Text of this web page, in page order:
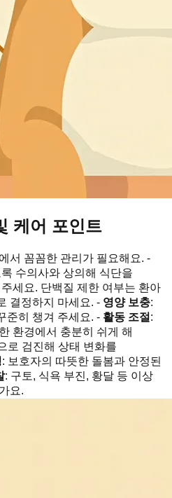
케어 포인트
서 꼼꼼한 관리가 필요해요. -
수의사와 상의해 식단을
세요. 단백질 제한 여부는 환아
결정하지 마세요. - 영양 보충:
준히 챙겨 주세요. - 활동 조절 :
환경에서 충분히 쉬게 해
로 검진해 상태 변화를
: 보호자의 따뜻한 돌봄과 안정된
: 구토, 식욕 부진, 황달 등 이상
요.